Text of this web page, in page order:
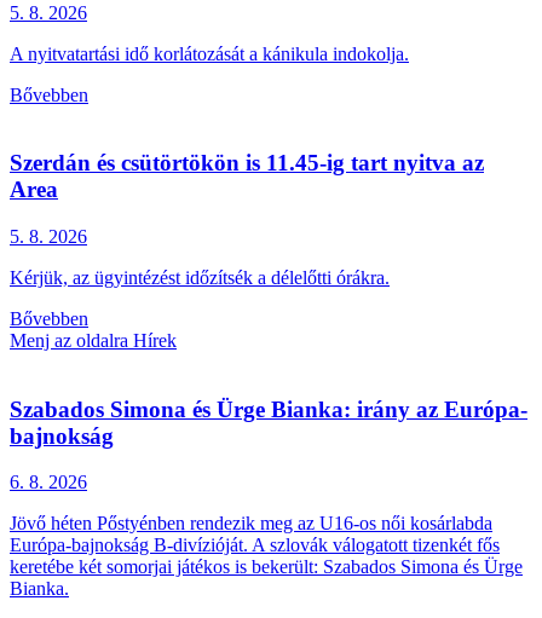
5. 8. 2026
A nyitvatartási idő korlátozását a kánikula indokolja.
Bővebben
Szerdán és csütörtökön is 11.45-ig tart nyitva az
Area
5. 8. 2026
Kérjük, az ügyintézést időzítsék a délelőtti órákra.
Bővebben
Menj az oldalra Hírek
Szabados Simona és Ürge Bianka: irány az Európa-
bajnokság
6. 8. 2026
Jövő héten Pőstyénben rendezik meg az U16-os női kosárlabda
Európa-bajnokság B-divízióját. A szlovák válogatott tizenkét fős
keretébe két somorjai játékos is bekerült: Szabados Simona és Ürge
Bianka.